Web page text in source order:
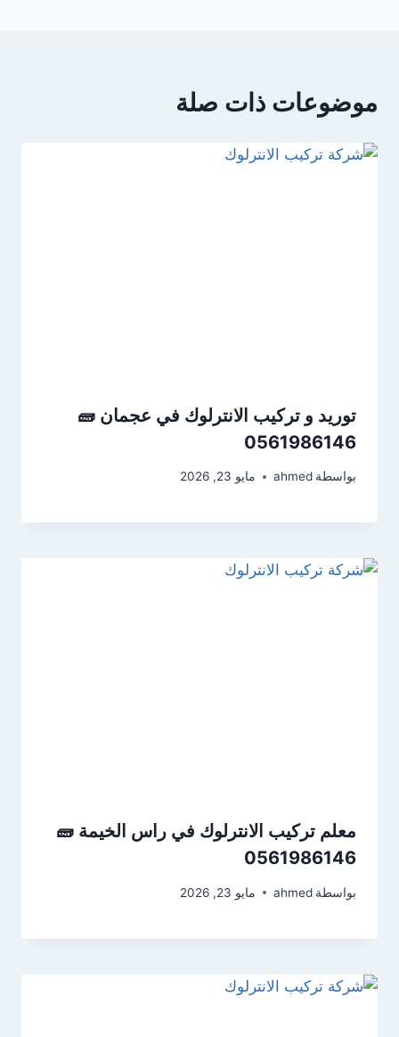
موضوعات ذات صلة
توريد و تركيب الانترلوك في عجمان 🧱
0561986146
بواسطة ahmed مايو 23, 2026
معلم تركيب الانترلوك في راس الخيمة 🧱
0561986146
بواسطة ahmed مايو 23, 2026